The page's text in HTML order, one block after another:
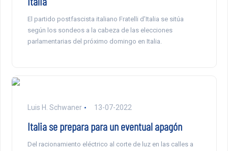
El partido postfascista italiano Fratelli d’Italia se sitúa
según los sondeos a la cabeza de las elecciones
parlamentarias del próximo domingo en Italia.
Luis H. Schwaner 13-07-2022
Italia se prepara para un eventual apagón
Del racionamiento eléctrico al corte de luz en las calles a